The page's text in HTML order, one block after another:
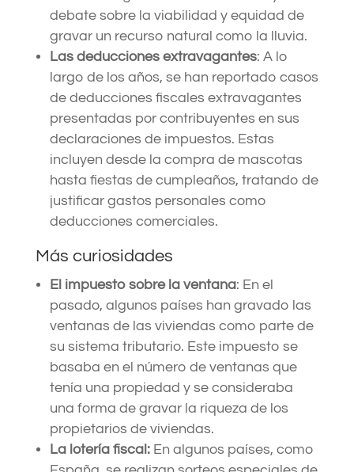
debate sobre la viabilidad y equidad de
gravar un recurso natural como la lluvia.
Las deducciones extravagantes: A lo
largo de los años, se han reportado casos
de deducciones fiscales extravagantes
presentadas por contribuyentes en sus
declaraciones de impuestos. Estas
incluyen desde la compra de mascotas
hasta fiestas de cumpleaños, tratando de
justificar gastos personales como
deducciones comerciales.
Más curiosidades
El impuesto sobre la ventana: En el
pasado, algunos países han gravado las
ventanas de las viviendas como parte de
su sistema tributario. Este impuesto se
basaba en el número de ventanas que
tenía una propiedad y se consideraba
una forma de gravar la riqueza de los
propietarios de viviendas.
La lotería fiscal:En algunos países, como